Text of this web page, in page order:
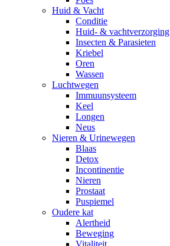
Huid & Vacht
Conditie
Huid- & vachtverzorging
Insecten & Parasieten
Kriebel
Oren
Wassen
Luchtwegen
Immuunsysteem
Keel
Longen
Neus
Nieren & Urinewegen
Blaas
Detox
Incontinentie
Nieren
Prostaat
Puspiemel
Oudere kat
Alertheid
Beweging
Vitaliteit